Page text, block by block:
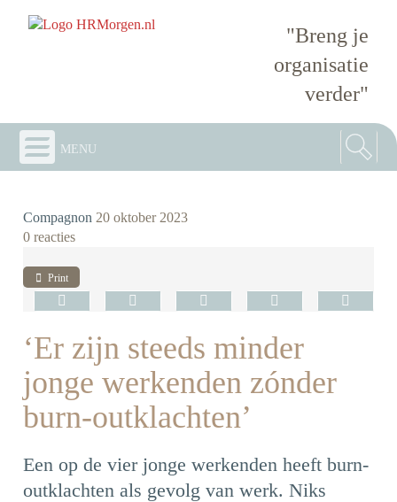
"Breng je
organisatie
verder"
menu
Compagnon 20 oktober 2023
0 reacties
Print
‘Er zijn steeds minder
jonge werkenden zónder
burn-outklachten’
Een op de vier jonge werkenden heeft burn-
outklachten als gevolg van werk. Niks